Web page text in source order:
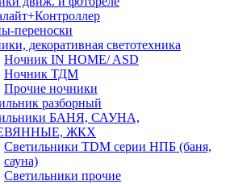
переноски
декоративная светотехника
Ночник IN HOME/ ASD
Ночник ТДМ
Прочие ночники
разборный
БАНЯ, САУНА,
ЖКХ
Светильники TDM серии НПБ (баня,
сауна)
Светильники прочие